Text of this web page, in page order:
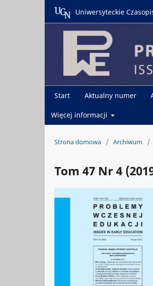
Start Aktualny numer
Więcej informacji
Uniwersyteckie
Strona domowa / Archiwum /
Tom 47 Nr 4